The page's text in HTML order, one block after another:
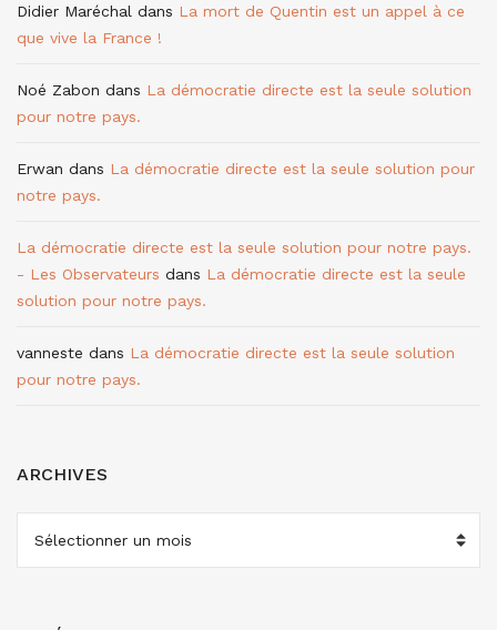
Didier Maréchal dans La mort de Quentin est un appel à ce
que vive la France !
Noé Zabon dans La démocratie directe est la seule solution
pour notre pays.
Erwan dans La démocratie directe est la seule solution pour
notre pays.
La démocratie directe est la seule solution pour notre pays.
- Les Observateurs dans La démocratie directe est la seule
solution pour notre pays.
vanneste dans La démocratie directe est la seule solution
pour notre pays.
ARCHIVES